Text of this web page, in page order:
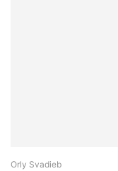
Orly Svadieb